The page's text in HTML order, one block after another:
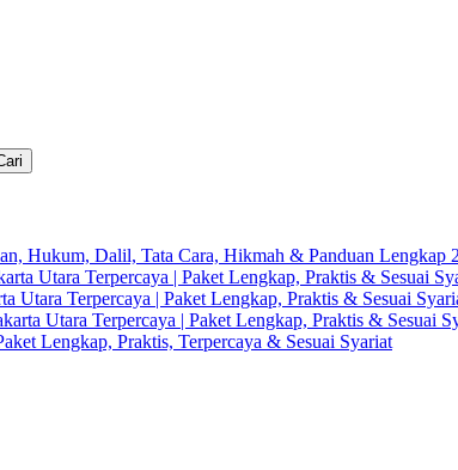
Hukum, Dalil, Tata Cara, Hikmah & Panduan Lengkap
Utara Terpercaya | Paket Lengkap, Praktis & Sesuai
Utara Terpercaya | Paket Lengkap, Praktis & Sesuai
Utara Terpercaya | Paket Lengkap, Praktis & Sesuai
Lengkap, Praktis, Terpercaya & Sesuai Syariat